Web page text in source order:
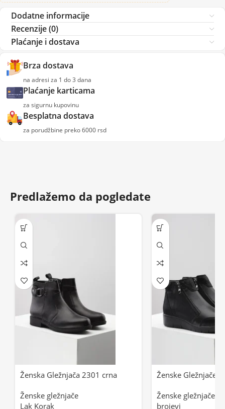
Dodatne informacije
Recenzije (0)
Plaćanje i dostava
Brza dostava
na adresi za 1 do 3 dana
Plaćanje karticama
za sigurnu kupovinu
Besplatna dostava
za porudžbine preko 6000 rsd
Predlažemo da pogledate
Ženska Gležnjača 2301 crna
Ženske gležnjače
Lak Korak
Ženske Gležnjače
Ženske gležnjače,
brojevi